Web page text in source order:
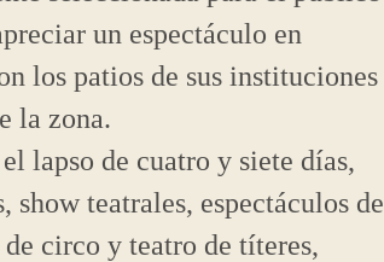
un espectáculo en
los patios de sus instituciones
la zona.
lapso de cuatro y siete días,
show teatrales, espectáculos de
circo y teatro de títeres,